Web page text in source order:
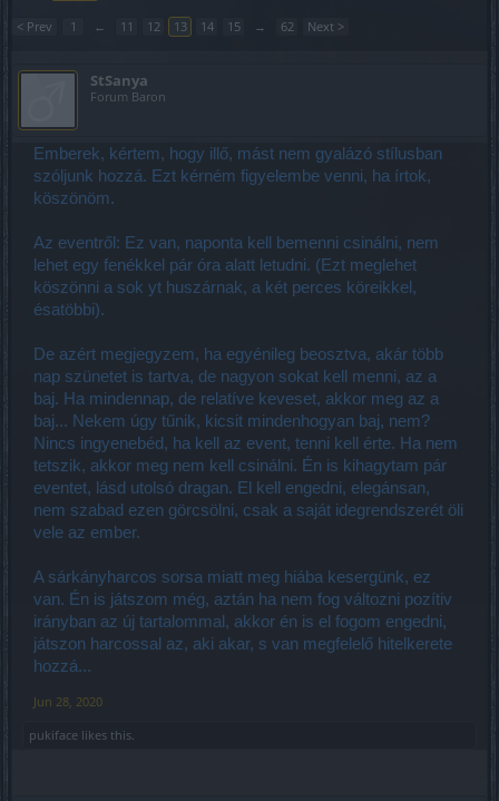
< Prev 1 ← 11 12 13 14 15 → 62 Next >
StSanya
Forum Baron
Emberek, kértem, hogy illő, mást nem gyalázó stílusban
szóljunk hozzá. Ezt kérném figyelembe venni, ha írtok,
köszönöm.
Az eventről: Ez van, naponta kell bemenni csinálni, nem
lehet egy fenékkel pár óra alatt letudni. (Ezt meglehet
köszönni a sok yt huszárnak, a két perces köreikkel,
ésatöbbi).
De azért megjegyzem, ha egyénileg beosztva, akár több
nap szünetet is tartva, de nagyon sokat kell menni, az a
baj. Ha mindennap, de relatíve keveset, akkor meg az a
baj... Nekem úgy tűnik, kicsit mindenhogyan baj, nem?
Nincs ingyenebéd, ha kell az event, tenni kell érte. Ha nem
tetszik, akkor meg nem kell csinálni. Én is kihagytam pár
eventet, lásd utolsó dragan. El kell engedni, elegánsan,
nem szabad ezen görcsölni, csak a saját idegrendszerét öli
vele az ember.
A sárkányharcos sorsa miatt meg hiába kesergünk, ez
van. Én is játszom még, aztán ha nem fog változni pozítiv
irányban az új tartalommal, akkor én is el fogom engedni,
játszon harcossal az, aki akar, s van megfelelő hitelkerete
hozzá...
Jun 28, 2020
pukiface likes this.